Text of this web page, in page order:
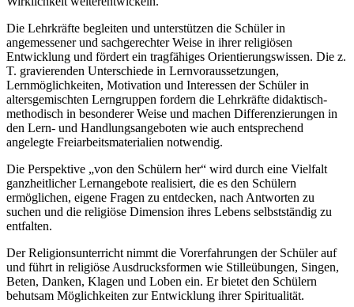
Die Lehrkräfte begleiten und unterstützen die Schüler in
angemessener und sachgerechter Weise in ihrer religiösen
Entwicklung und fördert ein tragfähiges Orientierungswissen. Die z.
T. gravierenden Unterschiede in Lernvoraussetzungen,
Lernmöglichkeiten, Motivation und Interessen der Schüler in
altersgemischten Lerngruppen fordern die Lehrkräfte didaktisch-
methodisch in besonderer Weise und machen Differenzierungen in
den Lern- und Handlungsangeboten wie auch entsprechend
angelegte Freiarbeitsmaterialien notwendig.
Die Perspektive „von den Schülern her“ wird durch eine Vielfalt
ganzheitlicher Lernangebote realisiert, die es den Schülern
ermöglichen, eigene Fragen zu entdecken, nach Antworten zu
suchen und die religiöse Dimension ihres Lebens selbstständig zu
entfalten.
Der Religionsunterricht nimmt die Vorerfahrungen der Schüler auf
und führt in religiöse Ausdrucksformen wie Stilleübungen, Singen,
Beten, Danken, Klagen und Loben ein. Er bietet den Schülern
behutsam Möglichkeiten zur Entwicklung ihrer Spiritualität.